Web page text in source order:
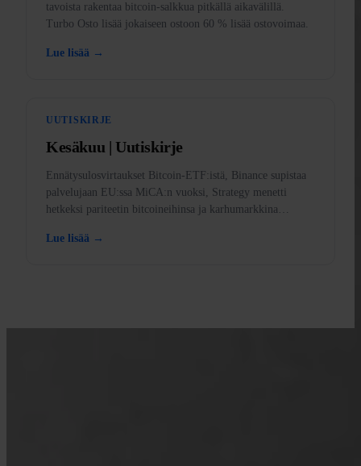
tavoista rakentaa bitcoin-salkkua pitkällä aikavälillä.
Turbo Osto lisää jokaiseen ostoon 60 % lisää ostovoimaa.
Lue lisää →
UUTISKIRJE
Kesäkuu | Uutiskirje
Ennätysulosvirtaukset Bitcoin-ETF:istä, Binance supistaa
palvelujaan EU:ssa MiCA:n vuoksi, Strategy menetti
hetkeksi pariteetin bitcoineihinsa ja karhumarkkina
Lue lisää →